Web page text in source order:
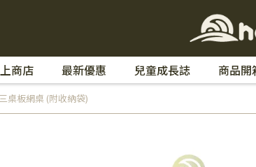
商店 最新優惠 兒童成長誌 商品開
桌板網桌 (附收納袋)